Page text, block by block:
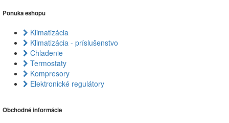
Ponuka eshopu
Klimatizácia
Klimatizácia - príslušenstvo
Chladenie
Termostaty
Kompresory
Elektronické regulátory
Obchodné informácie